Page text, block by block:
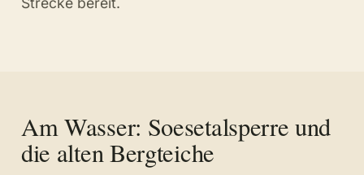
Am Wasser: Soesetalsperre und
die alten Bergteiche